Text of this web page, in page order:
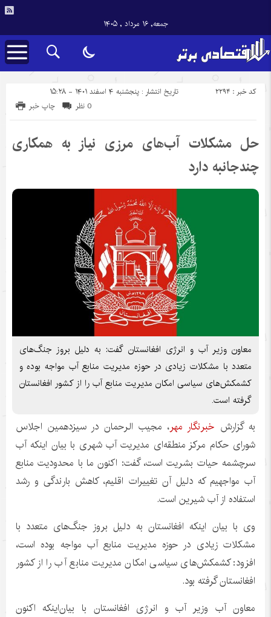
جمعه, ۱۶ مرداد , ۱۴۰۵
تاریخ انتشار : پنجشنبه ۴ اسفند ۱۴۰۱ - ۱۵:۲۸ کد خبر : 2294
چاپ خبر 0 نظر
حل مشکلات آب‌های مرزی نیاز به همکاری
چندجانبه دارد
معاون وزیر آب و انرژی افغانستان گفت: به دلیل بروز جنگ‌های
متعدد با مشکلات زیادی در حوزه مدیریت منابع آب مواجه بوده و
کشمکش‌های سیاسی امکان مدیریت منابع آب را از کشور افغانستان
گرفته است.
به گزارش خبرنگار مهر، مجیب الرحمان در سیزدهمین اجلاس
شورای حکام مرکز منطقه‌ای مدیریت آب شهری با بیان اینکه آب
سرچشمه حیات بشریت است، گفت: اکنون ما با محدودیت منابع
آب مواجهیم که دلیل آن تغییرات اقلیم، کاهش بارندگی و رشد
استفاده از آب شیرین است.
وی با بیان اینکه افغانستان به دلیل بروز جنگ‌های متعدد با
مشکلات زیادی در حوزه مدیریت منابع آب مواجه بوده است،
افزود: کشمکش‌های سیاسی امکان مدیریت منابع آب را از کشور
افغانستان گرفته بود.
معاون آب وزیر آب و انرژی افغانستان با بیان‌اینکه اکنون